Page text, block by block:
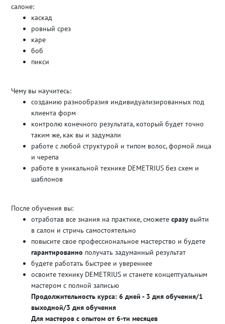
салоне:
каскад
ровный срез
каре
боб
пикси
Чему вы научитесь:
созданию разнообразия индивидуализированных под
клиента форм
контролю конечного результата, который будет точно
таким же, как вы и задумали
работе с любой структурой и типом волос, формой лица
и черепа
работе в уникальной технике DEMETRIUS без схем и
шаблонов
После обучения вы:
отработав все знания на практике, сможете сразу выйти
в салон и стричь самостоятельно
повысите свое профессиональное мастерство и будете
гарантированно получать задуманный результат
будете работать быстрее и увереннее
освоите технику DEMETRIUS и станете концептуальным
мастером с полной записью
Продолжительность курса: 6 дней - 3 дня обучения/1
выходной/3 дня обучения
Для мастеров с опытом от 6-ти месяцев